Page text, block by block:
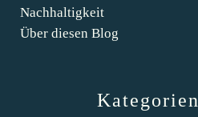
Kategorien
Nachhaltigkeit
Über diesen Blog